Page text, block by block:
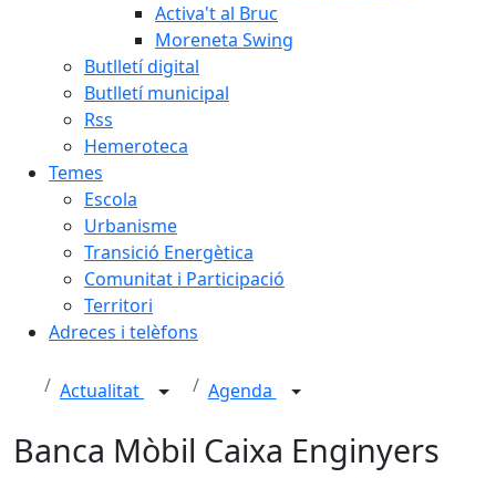
Activa't al Bruc
Moreneta Swing
Butlletí digital
Butlletí municipal
Rss
Hemeroteca
Temes
Escola
Urbanisme
Transició Energètica
Comunitat i Participació
Territori
Adreces i telèfons
Actualitat Agenda
Banca Mòbil Caixa Enginyers